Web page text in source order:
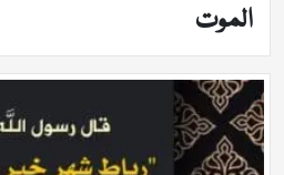
الموت